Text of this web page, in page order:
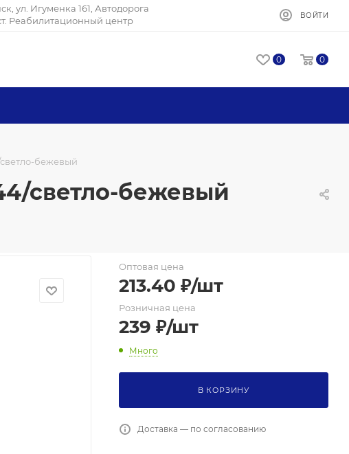
ул. Игуменка 161, Автодорога
Реабилитационный центр
ВОЙТИ
0 0
светло-бежевый
светло-бежевый
Оптовая цена
213.40 ₽/шт
Розничная цена
239 ₽/шт
Много
В КОРЗИНУ
Доставка — по согласованию